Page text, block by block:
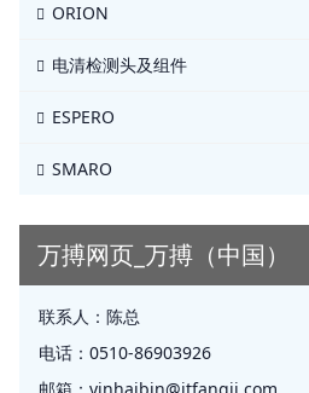
ORION
电清检测头及组件
ESPERO
SMARO
万搏网页_万搏（中国）
联系人： 陈总
电话： 0510-86903926